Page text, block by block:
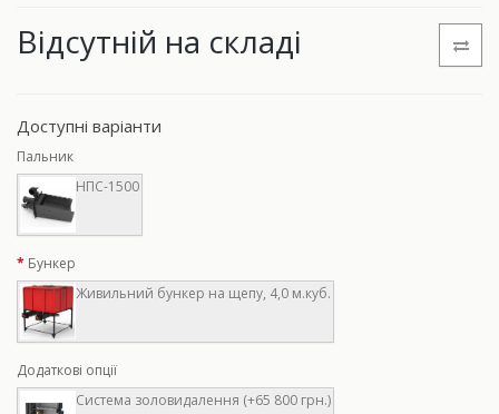
Відсутній на складі
Доступні варіанти
Пальник
НПС-1500
Бункер
Живильний бункер на щепу, 4,0 м.куб.
Додаткові опції
Система золовидалення (+65 800 грн.)